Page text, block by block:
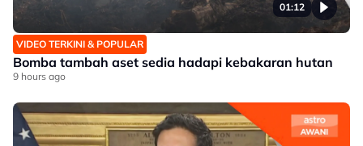
01:12
VIDEO TERKINI & POPULAR
Bomba tambah aset sedia hadapi kebakaran hutan
9 hours ago